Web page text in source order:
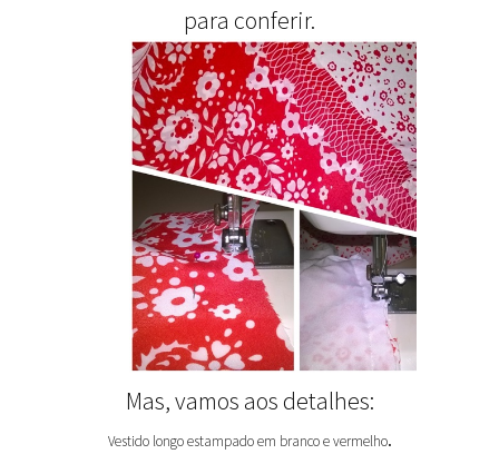
para conferir.
Mas, vamos aos detalhes:
Vestido longo estampado em branco e vermelho.